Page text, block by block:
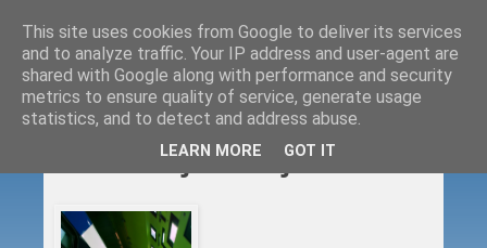
2013. 07. 02.
IC+: vallatják az újoncot
This site uses cookies from Google to deliver its services
and to analyze traffic. Your IP address and user-agent are
shared with Google along with performance and security
metrics to ensure quality of service, generate usage
statistics, and to detect and address abuse.
LEARN MORE GOT IT